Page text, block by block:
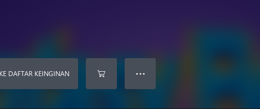
DAFTAR KEINGINAN ● ● ●